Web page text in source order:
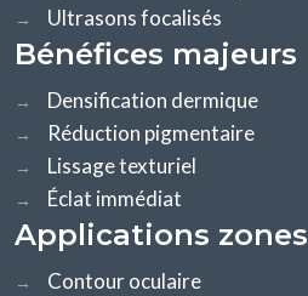
→ Ultrasons focalisés
Bénéfices majeurs
→ Densification dermique
→ Réduction pigmentaire
→ Lissage texturiel
→ Éclat immédiat
Applications zones
→ Contour oculaire